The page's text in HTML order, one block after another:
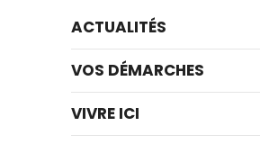
ACTUALITÉS
VOS DÉMARCHES
VIVRE ICI